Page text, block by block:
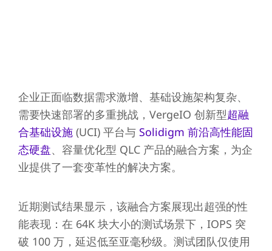
企业正面临数据需求激增、基础设施架构复杂、
需要快速部署的多重挑战，VergeIO 创新型超融
合基础设施(UCI) 平台与 Solidigm 前沿高性能固
态硬盘、容量优化型 QLC 产品的融合方案，为企
业提供了一套变革性的解决方案。
近期测试结果显示，该融合方案展现出超强的性
能表现：在 64K 块大小的测试场景下，IOPS 突
破 100 万，延迟低至亚毫秒级。测试团队仅使用